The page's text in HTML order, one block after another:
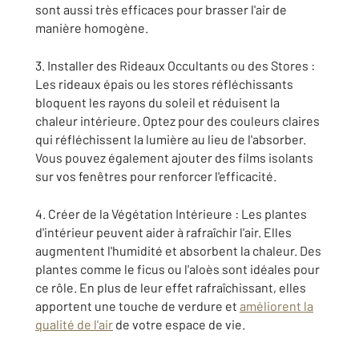
sont aussi très efficaces pour brasser l'air de
manière homogène.
3. Installer des Rideaux Occultants ou des Stores :
Les rideaux épais ou les stores réfléchissants
bloquent les rayons du soleil et réduisent la
chaleur intérieure. Optez pour des couleurs claires
qui réfléchissent la lumière au lieu de l'absorber.
Vous pouvez également ajouter des films isolants
sur vos fenêtres pour renforcer l'efficacité.
4. Créer de la Végétation Intérieure : Les plantes
d'intérieur peuvent aider à rafraîchir l'air. Elles
augmentent l'humidité et absorbent la chaleur. Des
plantes comme le ficus ou l'aloès sont idéales pour
ce rôle. En plus de leur effet rafraîchissant, elles
apportent une touche de verdure et améliorent la
qualité de l'air de votre espace de vie.